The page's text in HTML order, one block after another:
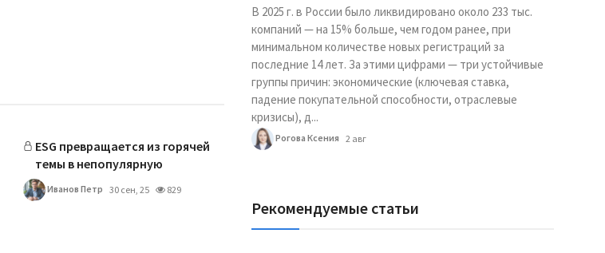
ESG превращается из горячей
темы в непопулярную
Иванов Петр 30 сен, 25 829
В 2025 г. в России было ликвидировано около 233 тыс.
компаний — на 15% больше, чем годом ранее, при
минимальном количестве новых регистраций за
последние 14 лет. За этими цифрами — три устойчивые
группы причин: экономические (ключевая ставка,
падение покупательной способности, отраслевые
кризисы), д...
Рогова Ксения 2 авг
Рекомендуемые статьи